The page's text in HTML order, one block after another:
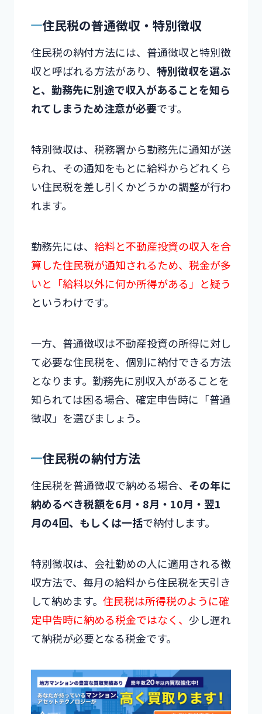
住民税の普通徴収・特別徴収
住民税の納付方法には、普通徴収と特別徴
収と呼ばれる方法があり、 特別徴収を選ぶ
と、勤務先に別途で収入があることを知ら
れてしまうため注意が必要です。
特別徴収は、税務署から勤務先に通知が送
られ、その通知をもとに給料からどれくら
い住民税を差し引くかどうかの調整が行わ
れます。
勤務先には、 給料と不動産投資の収入を合
算した住民税が通知されるため、税金が多
いと「給料以外に何か所得がある」と疑う
というわけです。
一方、普通徴収は不動産投資の所得に対し
て必要な住民税を、個別に納付できる方法
となります。勤務先に別収入があることを
知られては困る場合、確定申告時に「普通
徴収」を選びましょう。
住民税の納付方法
住民税を普通徴収で納める場合、 その年に
納めるべき税額を6月・8月・10月・翌1
月の4回、もしくは一括で納付します。
特別徴収は、会社勤めの人に適用される徴
収方法で、毎月の給料から住民税を天引き
して納めます。 住民税は所得税のように確
定申告時に納める税金ではなく、 少し遅れ
て納税が必要となる税金です。